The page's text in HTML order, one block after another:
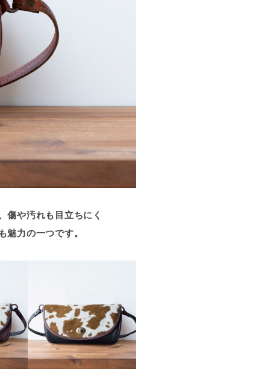
傷や汚れも目立ちにく
魅力の一つです。